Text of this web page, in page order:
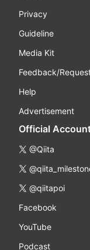
Privacy
Guideline
Media Kit
Feedback/
Help
Advertisement
Official
@Qiita
@qiitapoi
Facebook
YouTube
Podcast